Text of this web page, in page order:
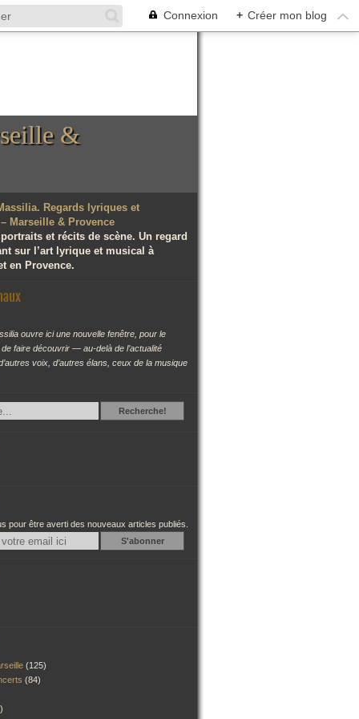
Connexion + Créer mon blog
&
et récits de scène. Un regard
sur l’art lyrique et musical à
en Provence.
ouvre ici une nouvelle fenêtre, pour le
faire découvrir — au-delà de l’actualité
voix, d’autres élans, ceux de la musique
RechercheRecherche!
pour être averti des nouveaux articles publiés.
Email
(125)
(84)